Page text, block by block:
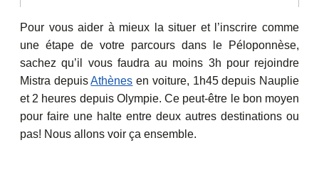
Pour vous aider à mieux la situer et l’inscrire comme
une étape de votre parcours dans le Péloponnèse,
sachez qu’il vous faudra au moins 3h pour rejoindre
Mistra depuisAthènes en voiture, 1h45 depuis Nauplie
et 2 heures depuis Olympie. Ce peut-être le bon moyen
pour faire une halte entre deux autres destinations ou
pas! Nous allons voir ça ensemble.